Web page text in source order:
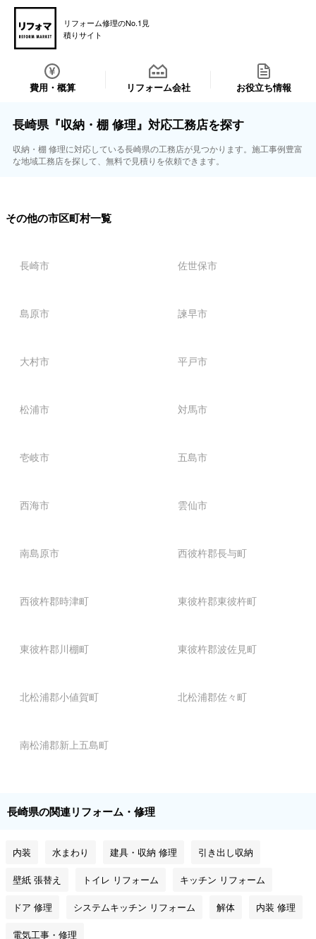
リフォーム修理のNo.1見
積りサイト
費用・概算 リフォーム会社 お役立ち情報
長崎県『収納・棚 修理』対応工務店を探す
収納・棚 修理に対応している長崎県の工務店が見つかります。施工事例豊富
な地域工務店を探して、無料で見積りを依頼できます。
その他の市区町村一覧
長崎市 佐世保市
島原市 諫早市
大村市 平戸市
松浦市 対馬市
壱岐市 五島市
西海市 雲仙市
南島原市 西彼杵郡長与町
西彼杵郡時津町 東彼杵郡東彼杵町
東彼杵郡川棚町 東彼杵郡波佐見町
北松浦郡小値賀町 北松浦郡佐々町
南松浦郡新上五島町
長崎県の関連リフォーム・修理
内装 水まわり 建具・収納 修理 引き出し収納
壁紙 張替え トイレ リフォーム キッチン リフォーム
ドア 修理 システムキッチン リフォーム 解体 内装 修理
電気工事・修理